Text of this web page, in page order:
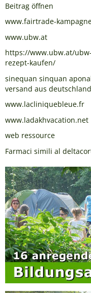
Beitrag öffnen
www.fairtrade-
www.ubw.at
https://www.ubw.at/
rezept-kaufen/
sinequan sinquan
versand aus deutschland
www.lacliniquebleue.fr
www.ladakhvacation.net
web ressource
Farmaci simili al